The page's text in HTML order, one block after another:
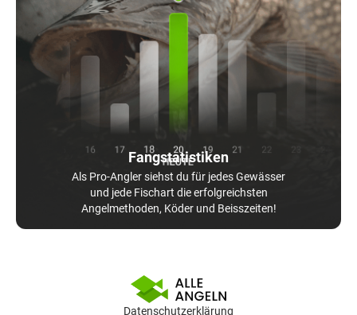
Fangstatistiken
Als Pro-Angler siehst du für jedes Gewässer
und jede Fischart die erfolgreichsten
Angelmethoden, Köder und Beisszeiten!
Datenschutzerklärung